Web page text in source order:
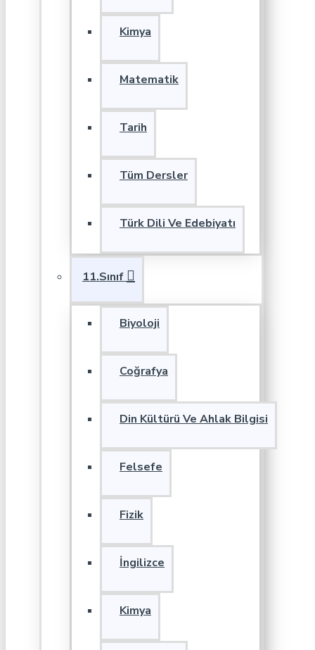
Kimya
Matematik
Tarih
Tüm Dersler
Türk Dili Ve Edebiyatı
11.Sınıf
Biyoloji
Coğrafya
Din Kültürü Ve Ahlak Bilgisi
Felsefe
Fizik
İngilizce
Kimya